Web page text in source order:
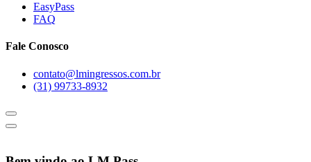
EasyPass
FAQ
Fale Conosco
contato@lmingressos.com.br
(31) 99733-8932